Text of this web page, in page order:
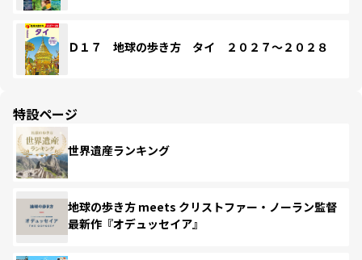
Ｄ１７ 地球の歩き方 タイ ２０２７～２０２８
特設ページ
世界遺産ランキング
地球の歩き方 meets クリストファー・ノーラン監督
最新作『オデュッセイア』